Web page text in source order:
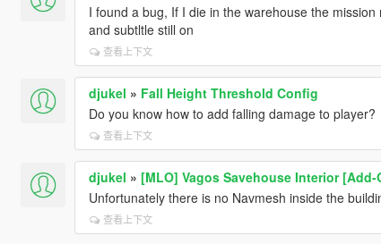
I found a bug, If I die in the warehouse the
and subtltle still on
查看上下文
djukel » Fall Height Threshold Config
Do you know how to add falling damage to player?
查看上下文
djukel » [MLO] Vagos Savehouse Interior [Add-
Unfortunately there is no Navmesh inside the
查看上下文